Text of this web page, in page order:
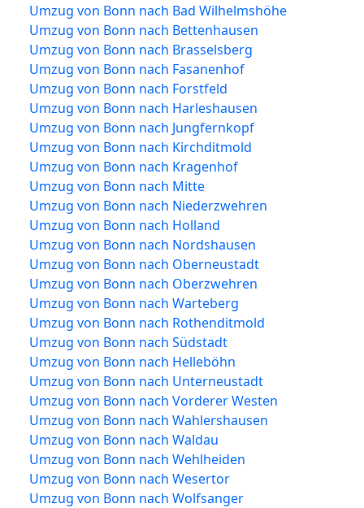
Umzug von Bonn nach Bad Wilhelmshöhe
Umzug von Bonn nach Bettenhausen
Umzug von Bonn nach Brasselsberg
Umzug von Bonn nach Fasanenhof
Umzug von Bonn nach Forstfeld
Umzug von Bonn nach Harleshausen
Umzug von Bonn nach Jungfernkopf
Umzug von Bonn nach Kirchditmold
Umzug von Bonn nach Kragenhof
Umzug von Bonn nach Mitte
Umzug von Bonn nach Niederzwehren
Umzug von Bonn nach Holland
Umzug von Bonn nach Nordshausen
Umzug von Bonn nach Oberneustadt
Umzug von Bonn nach Oberzwehren
Umzug von Bonn nach Warteberg
Umzug von Bonn nach Rothenditmold
Umzug von Bonn nach Südstadt
Umzug von Bonn nach Helleböhn
Umzug von Bonn nach Unterneustadt
Umzug von Bonn nach Vorderer Westen
Umzug von Bonn nach Wahlershausen
Umzug von Bonn nach Waldau
Umzug von Bonn nach Wehlheiden
Umzug von Bonn nach Wesertor
Umzug von Bonn nach Wolfsanger